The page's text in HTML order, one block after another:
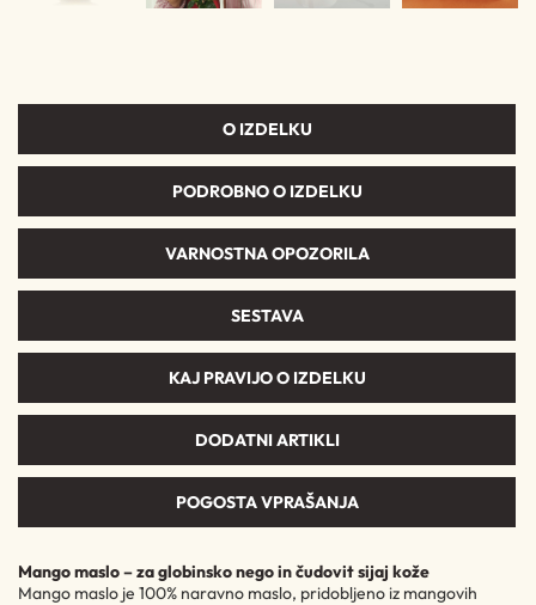
O IZDELKU
PODROBNO O IZDELKU
VARNOSTNA OPOZORILA
SESTAVA
KAJ PRAVIJO O IZDELKU
DODATNI ARTIKLI
POGOSTA VPRAŠANJA
Mango maslo – za globinsko nego in čudovit sijaj kože
Mango maslo je 100% naravno maslo, pridobljeno iz mangovih